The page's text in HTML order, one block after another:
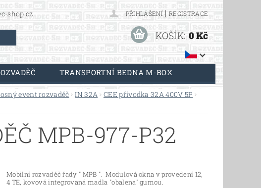
shop.cz PŘIHLÁŠENÍ | REGISTRACE
KOŠÍK: 0 Kč
TRANSPORTNÍ BEDNA M-BOX
event rozvaděč IN 32A
CEE přivodka 32A 400V 5P
MPB-977-P32
Mobilní rozvaděč řady " MPB ". Modulová okna v provedení 12,
4 TE, kovová integrovaná madla "obalena" gumou.